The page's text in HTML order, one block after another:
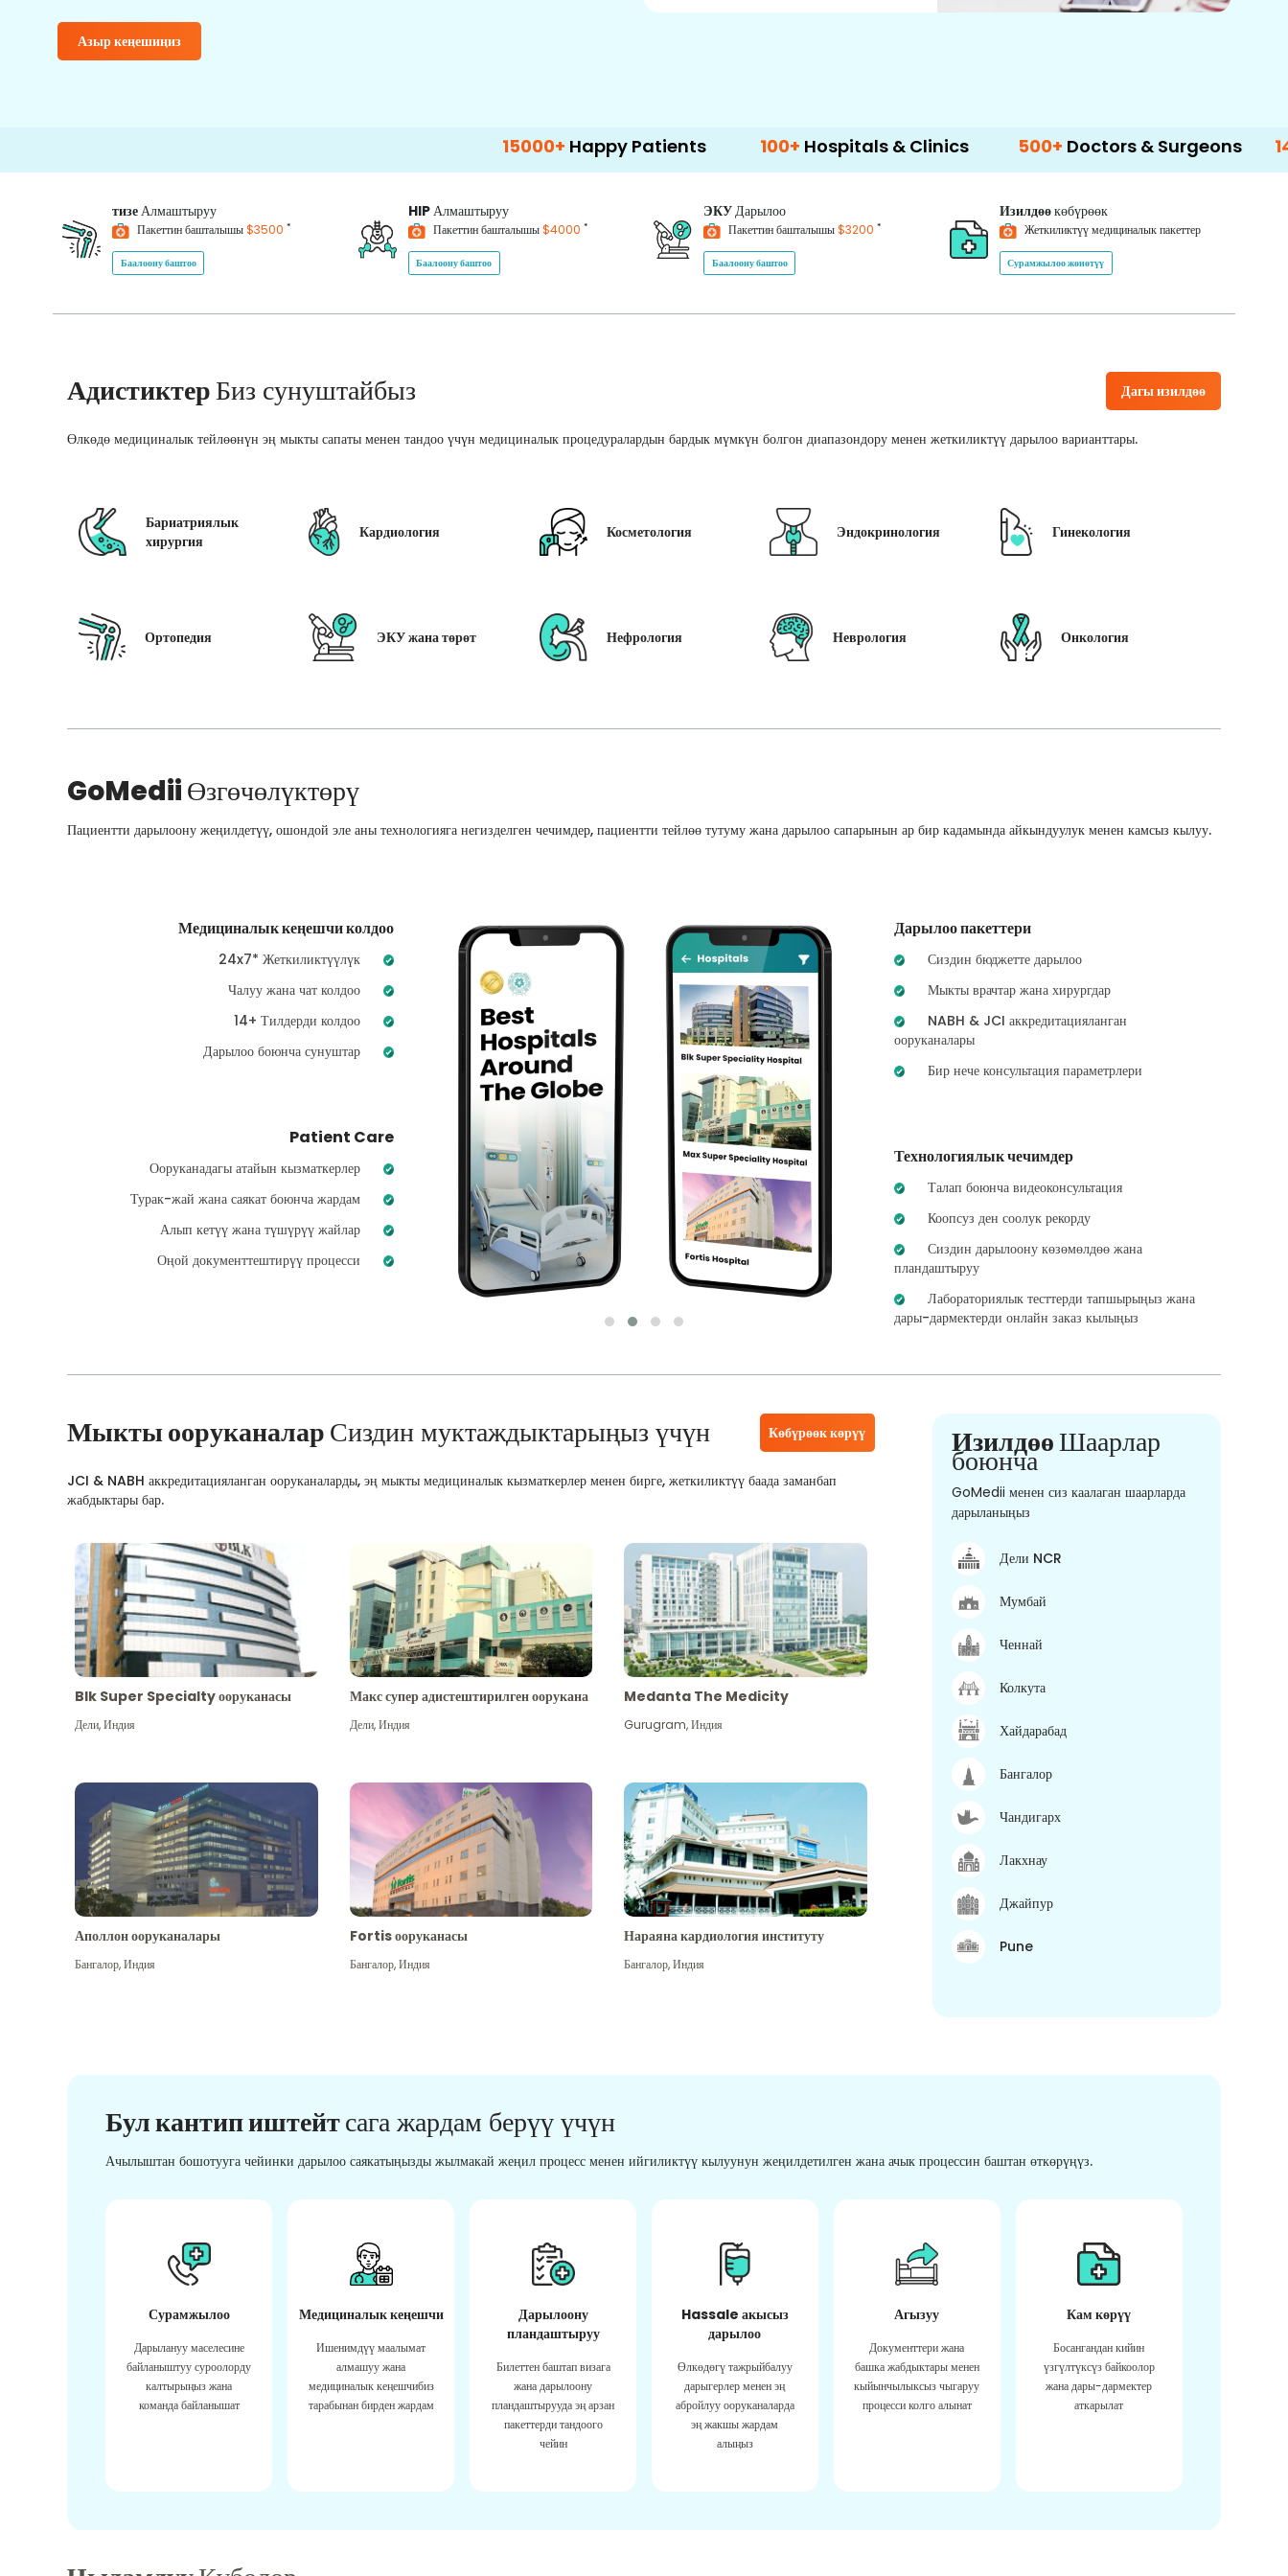
Азыр кеңешиңиз
Happy Patients 100+Hospitals & Clinics 500+Doctors & Surgeons 14+Language
тизеАлмаштыруу
Пакеттин башталышы$3500 *
Баалоону баштоо
HIPАлмаштыруу
Пакеттин башталышы$4000 *
Баалоону баштоо
ЭКУДарылоо
Пакеттин башталышы$3200 *
Баалоону баштоо
Изилдөөкөбүрөөк
Жеткиликтүү медициналык пакеттер
Сурамжылоо жөнөтүү
АдистиктерБиз сунуштайбыз Дагы изилдөө
Өлкөдө медициналык тейлөөнүн эң мыкты сапаты менен тандоо үчүн медициналык процедуралардын бардык мүмкүн болгон диапазондору менен жеткиликтүү дарылоо варианттары.
Бариатриялык
хирургия
Кардиология Косметология Эндокринология Гинекология
Ортопедия ЭКУ жана төрөт Нефрология Неврология Онкология
GoMediiӨзгөчөлүктөрү
Пациентти дарылоону жеңилдетүү, ошондой эле аны технологияга негизделген чечимдер, пациентти тейлөө тутуму жана дарылоо сапарынын ар бир кадамында айкындуулук менен камсыз кылуу.
Медициналык кеңешчи колдоо
24x7* Жеткиликтүүлүк
Чалуу жана чат колдоо
14+ Тилдерди колдоо
Дарылоо боюнча сунуштар
Patient Care
Ооруканадагы атайын кызматкерлер
Турак-жай жана саякат боюнча жардам
Алып кетүү жана түшүрүү жайлар
Оңой документтештирүү процесси
Дарылоо пакеттери
Сиздин бюджетте дарылоо
Мыкты врачтар жана хирургдар
NABH & JCI аккредитацияланган
ооруканалары
Бир нече консультация параметрлери
Технологиялык чечимдер
Талап боюнча видеоконсультация
Коопсуз ден соолук рекорду
Сиздин дарылоону көзөмөлдөө жана
пландаштыруу
Лабораториялык тесттерди тапшырыңыз жана
дары-дармектерди онлайн заказ кылыңыз
Мыкты ооруканаларСиздин муктаждыктарыңыз үчүн Көбүрөөк көрүү
JCI & NABH аккредитацияланган ооруканаларды, эң мыкты медициналык кызматкерлер менен бирге, жеткиликтүү баада заманбап
жабдыктары бар.
Blk Super Specialty ооруканасы
Дели,Индия
Макс супер адистештирилген оорукана
Дели,Индия
Medanta The Medicity
Gurugram,Индия
Аполлон ооруканалары
Бангалор,Индия
Fortis ооруканасы
Бангалор,Индия
Нараяна кардиология институту
Бангалор,Индия
ИзилдөөШаарлар
боюнча
GoMedii менен сиз каалаган шаарларда
дарыланыңыз
Дели NCR
Мумбай
Ченнай
Колкута
Хайдарабад
Бангалор
Чандигарх
Лакхнау
Джайпур
Pune
Бул кантип иштейтсага жардам берүү үчүн
Ачылыштан бошотууга чейинки дарылоо саякатыңызды жылмакай жеңил процесс менен ийгиликтүү кылуунун жеңилдетилген жана ачык процессин баштан өткөрүңүз.
Сурамжылоо
Дарылануу маселесине
байланыштуу суроолорду
калтырыңыз жана
команда байланышат
Медициналык кеңешчи
Ишенимдүү маалымат
алмашуу жана
медициналык кеңешчибиз
тарабынан бирден жардам
Дарылоону
пландаштыруу
Билеттен баштап визага
жана дарылоону
пландаштырууда эң арзан
пакеттерди тандоого
чейин
Hassale акысыз
дарылоо
Өлкөдөгү тажрыйбалуу
дарыгерлер менен эң
абройлуу ооруканаларда
эң жакшы жардам
алыңыз
Агызуу
Документтери жана
башка жабдыктары менен
кыйынчылыксыз чыгаруу
процесси колго алынат
Кам көрүү
Босангандан кийин
үзгүлтүксүз байкоолор
жана дары-дармектер
аткарылат